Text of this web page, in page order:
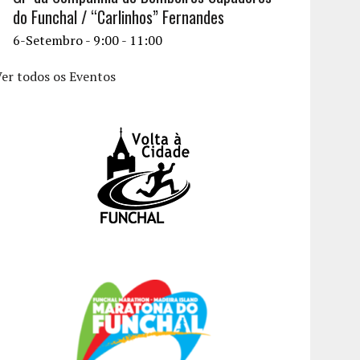
do Funchal / “Carlinhos” Fernandes
6-Setembro - 9:00- 11:00
todos os Eventos